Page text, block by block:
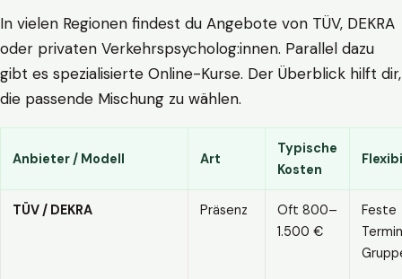
In vielen Regionen findest du Angebote von TÜV, DEKRA
oder privaten Verkehrspsycholog:innen. Parallel dazu
gibt es spezialisierte Online-Kurse. Der Überblick hilft dir,
die passende Mischung zu wählen.
Anbieter / Modell Art
Typische
Kosten
TÜV / DEKRA Präsenz
Oft 800–
1.500 €
Feste